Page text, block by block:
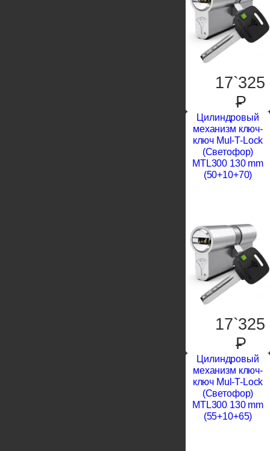
17`325
P
Цилиндровый
механизм ключ-
ключ Mul-T-Lock
(Светофор)
MTL300 130 mm
(50+10+70)
17`325
P
Цилиндровый
механизм ключ-
ключ Mul-T-Lock
(Светофор)
MTL300 130 mm
(55+10+65)